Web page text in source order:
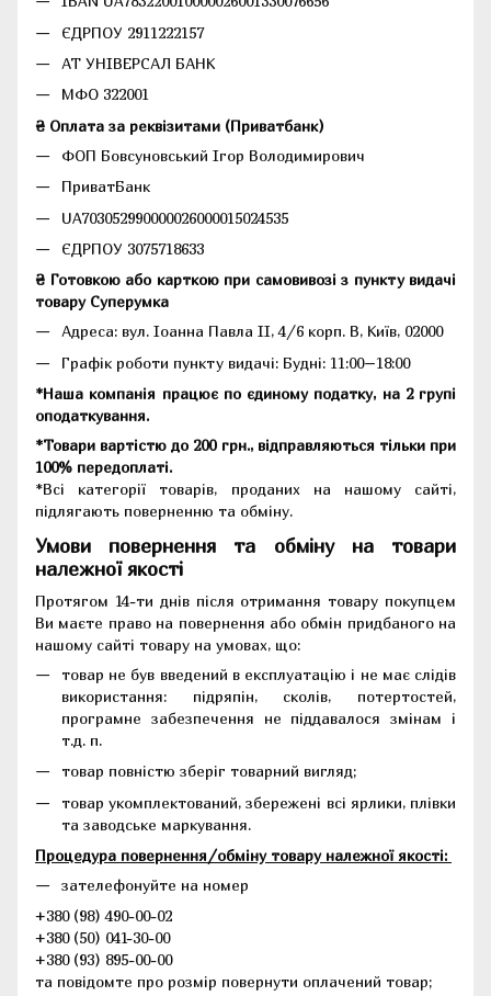
ЄДРПОУ 2911222157
АТ УНІВЕРСАЛ БАНК
МФО 322001
₴ Оплата за реквізитами (Приватбанк)
ФОП Бовсуновський Ігор Володимирович
ПриватБанк
UA703052990000026000015024535
ЄДРПОУ 3075718633
₴ Готовкою або карткою при самовивозі з пункту видачі
товару Суперумка
Адреса: вул. Іоанна Павла II, 4/6 корп. В, Київ, 02000
Графік роботи пункту видачі: Будні: 11:00–18:00
*Наша компанія працює по єдиному податку, на 2 групі
оподаткування.
*Товари вартістю до 200 грн., відправляються тільки при
100% передоплаті.
*Всі категорії товарів, проданих на нашому сайті,
підлягають поверненню та обміну.
Умови повернення та обміну на товари
належної якості
Протягом 14-ти днів після отримання товару покупцем
Ви маєте право на повернення або обмін придбаного на
нашому сайті товару на умовах, що:
товар не був введений в експлуатацію і не має слідів
використання: підряпін, сколів, потертостей,
програмне забезпечення не піддавалося змінам і
т.д. п.
товар повністю зберіг товарний вигляд;
товар укомплектований, збережені всі ярлики, плівки
та заводське маркування.
Процедура повернення/обміну товару належної якості:
зателефонуйте на номер
+380 (98) 490-00-02
+380 (50) 041-30-00
+380 (93) 895-00-00
та повідомте про розмір повернути оплачений товар;